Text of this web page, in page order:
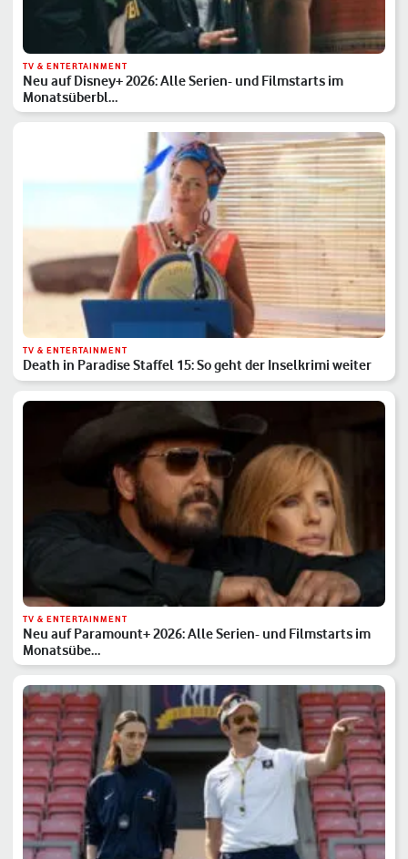
TV & ENTERTAINMENT
Neu auf Disney+ 2026: Alle Serien- und Filmstarts im
Monatsüberbl…
TV & ENTERTAINMENT
Death in Paradise Staffel 15: So geht der Inselkrimi weiter
TV & ENTERTAINMENT
Neu auf Paramount+ 2026: Alle Serien- und Filmstarts im
Monatsübe…